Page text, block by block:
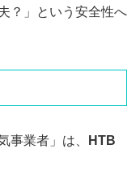
？」という安全性へ
事業者」は、
HTB